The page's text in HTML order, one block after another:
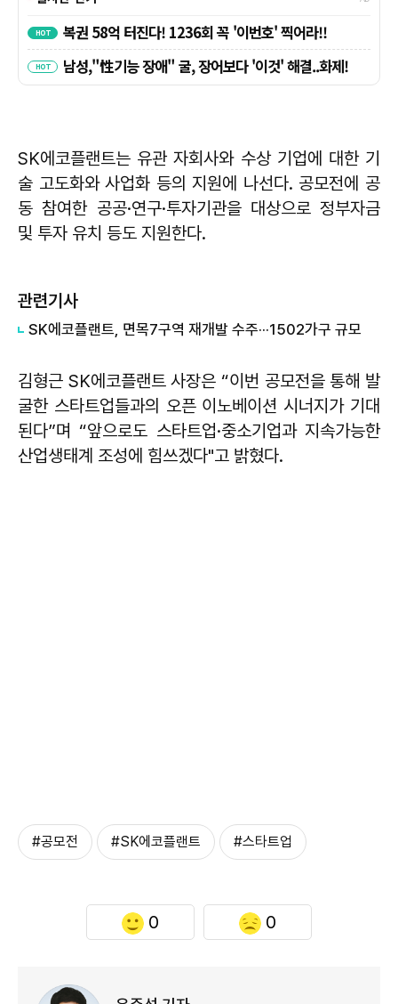
SK에코플랜트는 유관 자회사와 수상 기업에 대한 기
술 고도화와 사업화 등의 지원에 나선다. 공모전에 공
동 참여한 공공·연구·투자기관을 대상으로 정부자금
및 투자 유치 등도 지원한다.
관련기사
SK에코플랜트, 면목7구역 재개발 수주···1502가구 규모
김형근 SK에코플랜트 사장은 “이번 공모전을 통해 발
굴한 스타트업들과의 오픈 이노베이션 시너지가 기대
된다”며 “앞으로도 스타트업·중소기업과 지속가능한
산업생태계 조성에 힘쓰겠다"고 밝혔다.
#공모전 #SK에코플랜트 #스타트업
0 0